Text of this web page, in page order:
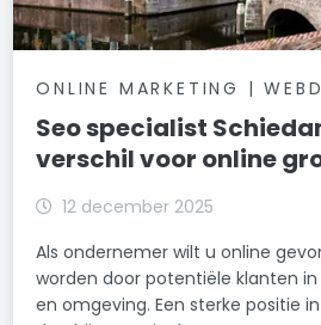
ONLINE MARKETING |
Seo specialist
verschil voor online
12 december 2025
Als ondernemer wilt u online
worden door potentiële klanten
en omgeving. Een sterke positie